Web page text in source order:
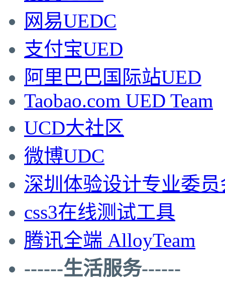
网易UEDC
支付宝UED
阿里巴巴国际站UED
Taobao.com UED Team
UCD大社区
微博UDC
深圳体验设计专业委员
css3在线测试工具
腾讯全端 AlloyTeam
------生活服务------